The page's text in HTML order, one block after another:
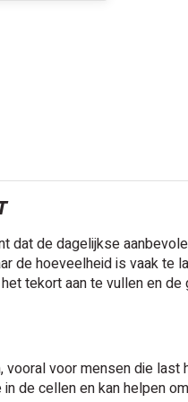
de dagelijkse
de hoeveelheid is vaak te
tekort aan te vullen en
voor mensen die
de cellen en kan helpen